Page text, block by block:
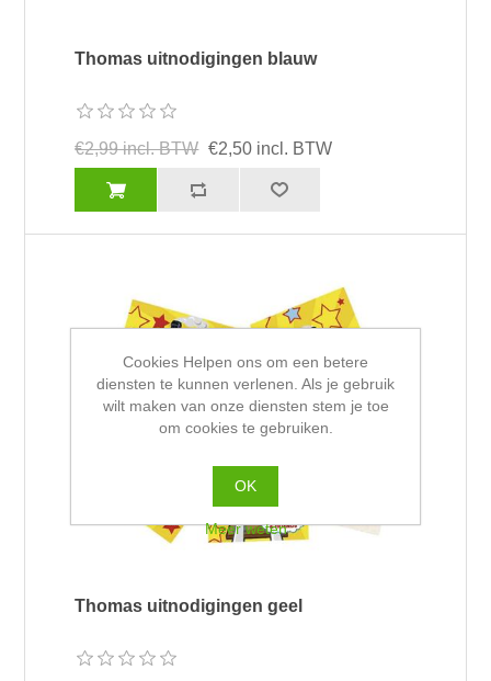
Thomas uitnodigingen blauw
€2,99 incl. BTW €2,50 incl. BTW
Thomas uitnodigingen geel
Cookies Helpen ons om een betere
diensten te kunnen verlenen. Als je gebruik
wilt maken van onze diensten stem je toe
om cookies te gebruiken.
OK
Meer weten